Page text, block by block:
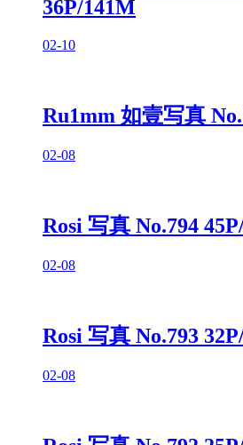
36P/141M
02-10
Ru1mm 如壹写真
02-08
Rosi 写真 No.794
02-08
Rosi 写真 No.793
02-08